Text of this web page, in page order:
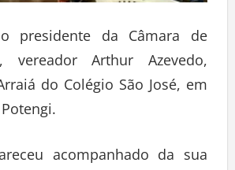
presidente da Câmara de
vereador Arthur Azevedo,
do Colégio São José, em
acompanhado da sua